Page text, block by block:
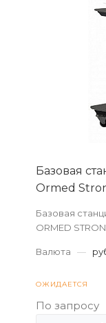
Базовая
Ormed
Базовая
ORMED
Валюта —
ОЖИДАЕТСЯ
По запросу